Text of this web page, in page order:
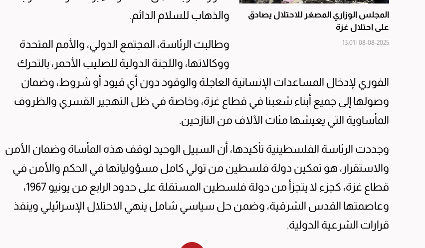
المجلس الوزاري المصغر للاحتلال يصادق
على احتلال غزة
08-08-2025 | 13:01
والذهاب للسلام الدائم.
وطالبت الرئاسة، المجتمع الدولي، والأمم المتحدة
ووكالاتها، واللجنة الدولية للصليب الأحمر، بالتحرك
الفوري لإدخال المساعدات الإنسانية العاجلة والوقود دون أي قيود أو شروط، وضمان
وصولها إلى جميع أبناء شعبنا في قطاع غزة، وخاصة في ظل التهجير القسري والظروف
المأساوية التي يعيشها مئات الآلاف من النازحين.
وجددت الرئاسة الفلسطينية تأكيدها، أن السبيل الوحيد لوقف هذه المأساة وضمان الأمن
والاستقرار، هو تمكين دولة فلسطين من تولي كامل مسؤولياتها في الحكم والأمن في
قطاع غزة، كجزء لا يتجزأ من دولة فلسطين المستقلة على حدود الرابع من يونيو 1967،
وعاصمتها القدس الشرقية، وضمن حل سياسي شامل ينهي الاحتلال الإسرائيلي وينفذ
قرارات الشرعية الدولية.